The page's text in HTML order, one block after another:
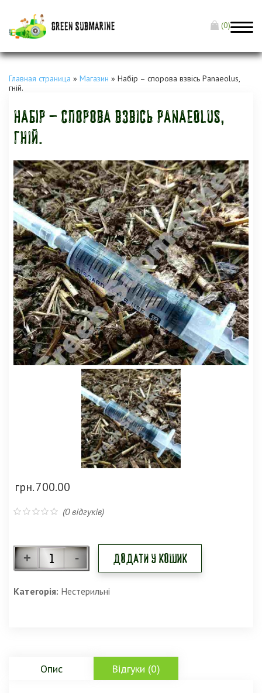
(0)
Главная страница » Магазин » Набір – спорова взвісь Panaeolus,
гній.
Набір – спорова взвісь Panaeolus,
гній.
грн.700.00
(0відгуків)
Додати у кошик
Категорія: Нестерильні
Опис Відгуки (0)